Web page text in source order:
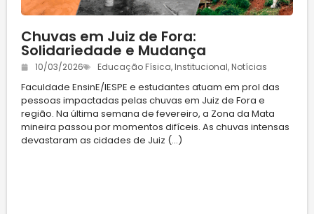
Chuvas em Juiz de Fora:
Solidariedade e Mudança
10/03/2026 Educação Física, Institucional, Notícias
Faculdade EnsinE/IESPE e estudantes atuam em prol das
pessoas impactadas pelas chuvas em Juiz de Fora e
região. Na última semana de fevereiro, a Zona da Mata
mineira passou por momentos difíceis. As chuvas intensas
devastaram as cidades de Juiz (...)